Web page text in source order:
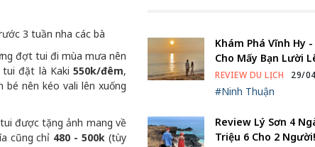
3 tuần nha các bà
đợt tui đi mùa mưa nên
đặt là Kaki 550k/đêm,
nên kéo vali lên xuống
được tặng ảnh mang về
cũng chỉ 480 - 500k (tùy
Khám Phá Vĩnh Hy
Cho Mấy Bạn Lười
REVIEW DU LỊCH 29/
#Ninh Thuận
Review Lý Sơn 4
Triệu 6 Cho 2